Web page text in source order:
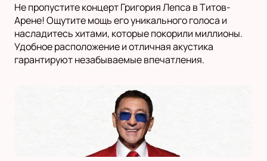
Не пропустите концерт Григория Лепса в Титов-
Арене! Ощутите мощь его уникального голоса и
насладитесь хитами, которые покорили миллионы.
Удобное расположение и отличная акустика
гарантируют незабываемые впечатления.